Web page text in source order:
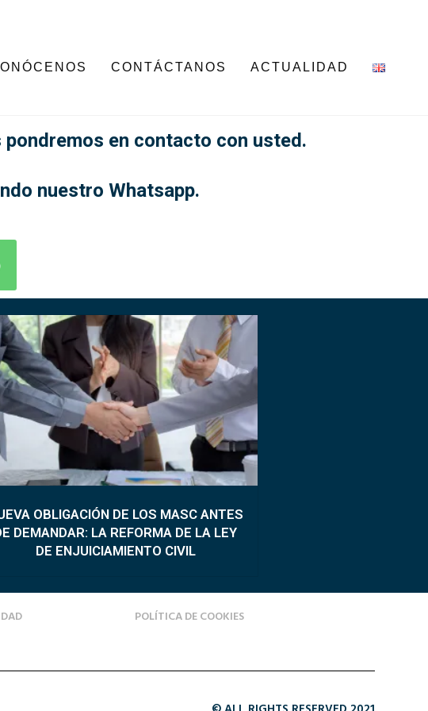
CONTÁCTANOS ACTUALIDAD
en contacto con usted.
nuestro Whatsapp.
OBLIGACIÓN DE LOS MASC ANTES
DEMANDAR: LA REFORMA DE LA LEY
DE ENJUICIAMIENTO CIVIL
POLÍTICA DE COOKIES